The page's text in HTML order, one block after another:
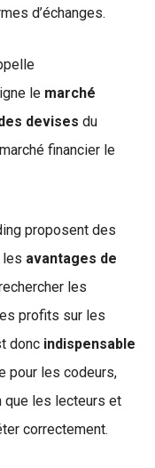
d’échanges.
le marché
devises du
financier le
proposent des
les avantages de
les
profits sur les
donc indispensable
pour les codeurs,
que les lecteurs et
correctement.